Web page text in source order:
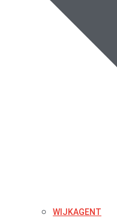
WIJKAGENT